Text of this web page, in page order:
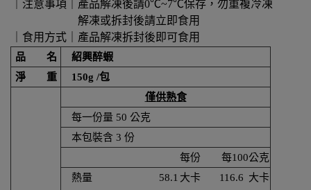
｜注意事項｜產品解凍後請0℃~7℃保存，勿重複冷凍
解凍或拆封後請立即食用
｜食用方式｜產品解凍拆封後即可食用
品 名
紹興醉蝦
淨 重
150g /包
僅供熟食
每一份量 50 公克
本包裝含 3 份
每份
每100公克
熱量
58.1 大卡 116.6 大卡